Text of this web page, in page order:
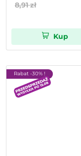
8,91 zł
Kup
Rabat -30% !